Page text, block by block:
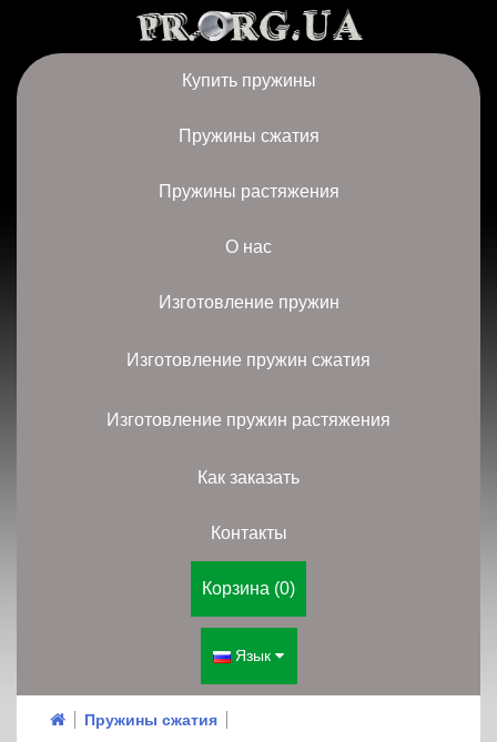
Купить пружины
Пружины сжатия
Пружины растяжения
О нас
Изготовление пружин
Изготовление пружин сжатия
Изготовление пружин растяжения
Как заказать
Контакты
Корзина (0)
Язык
Пружины сжатия